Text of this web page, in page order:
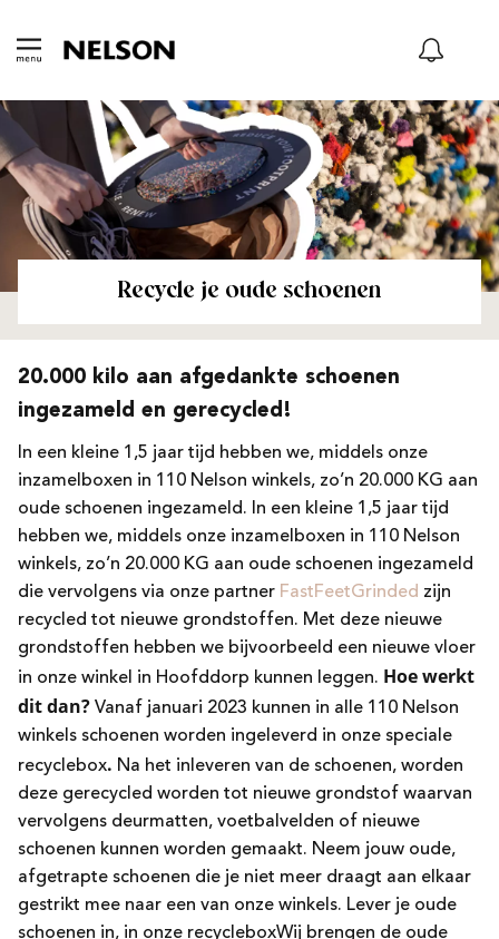
Recycle je oude schoenen
20.000 kilo aan afgedankte schoenen
ingezameld en gerecycled!
In een kleine 1,5 jaar tijd hebben we, middels onze
inzamelboxen in 110 Nelson winkels, zo’n 20.000 KG aan
oude schoenen ingezameld. In een kleine 1,5 jaar tijd
hebben we, middels onze inzamelboxen in 110 Nelson
winkels, zo’n 20.000 KG aan oude schoenen ingezameld
die vervolgens via onze partner FastFeetGrinded zijn
recycled tot nieuwe grondstoffen. Met deze nieuwe
grondstoffen hebben we bijvoorbeeld een nieuwe vloer
in onze winkel in Hoofddorp kunnen leggen. Hoe werkt
dit dan? Vanaf januari 2023 kunnen in alle 110 Nelson
winkels schoenen worden ingeleverd in onze speciale
recyclebox. Na het inleveren van de schoenen, worden
deze gerecycled worden tot nieuwe grondstof waarvan
vervolgens deurmatten, voetbalvelden of nieuwe
schoenen kunnen worden gemaakt. Neem jouw oude,
afgetrapte schoenen die je niet meer draagt aan elkaar
gestrikt mee naar een van onze winkels. Lever je oude
schoenen in, in onze recycleboxWij brengen de oude